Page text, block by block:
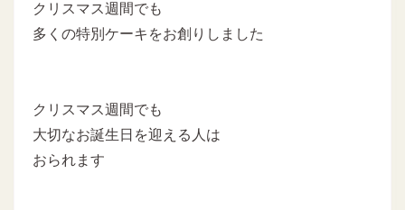
クリスマス週間でも
多くの特別ケーキをお創りしました
クリスマス週間でも
大切なお誕生日を迎える人は
おられます